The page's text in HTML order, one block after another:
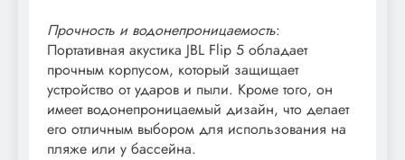
Прочность и водонепроницаемость:
Портативная акустика JBL Flip 5 обладает
прочным корпусом, который защищает
устройство от ударов и пыли. Кроме того, он
имеет водонепроницаемый дизайн, что делает
его отличным выбором для использования на
пляже или у бассейна.